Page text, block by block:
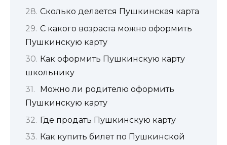
Сколько делается Пушкинская карта
С какого возраста можно оформить
Пушкинскую карту
Как оформить Пушкинскую карту
школьнику
Можно ли родителю оформить
Пушкинскую карту
Где продать Пушкинскую карту
Как купить билет по Пушкинской